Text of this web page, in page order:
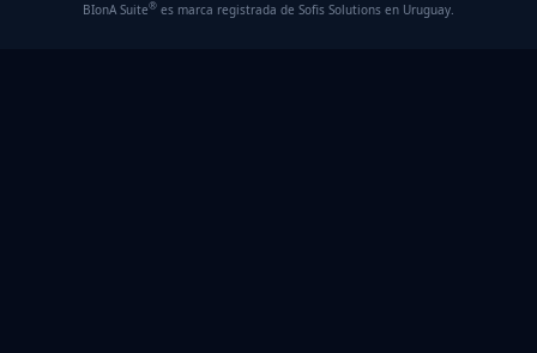
BIonA Suite® es marca registrada de Sofis Solutions en Uruguay.